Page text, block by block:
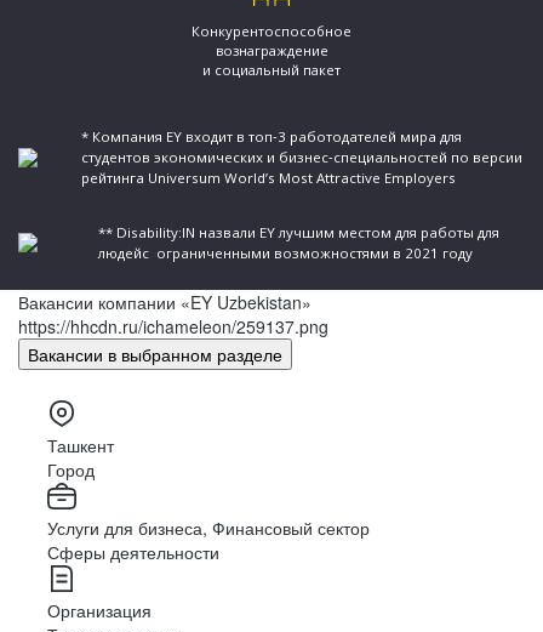
Конкурентоспособное
вознаграждение
и социальный пакет
* Компания EY входит в топ‑3 работодателей мира для
студентов экономических и бизнес‑специальностей по версии
рейтинга Universum World’s Most Attractive Employers
** Disability:IN назвали EY лучшим местом для работы для
людейс ограниченными возможностями в 2021 году
Вакансии компании «EY Uzbekistan»
https://hhcdn.ru/ichameleon/259137.png
Вакансии в выбранном разделе
Ташкент
Город
Услуги для бизнеса, Финансовый сектор
Сферы деятельности
Организация